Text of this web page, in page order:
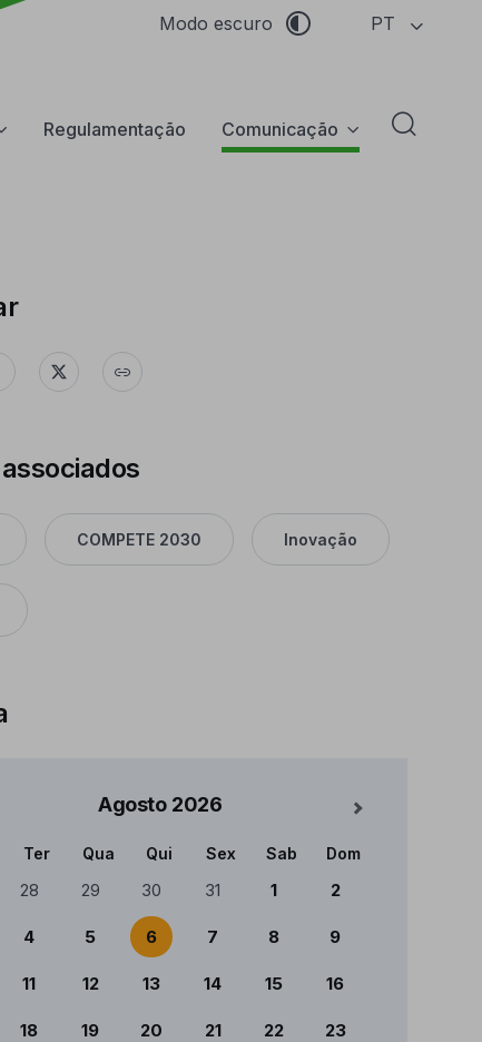
Modo escuro PT
Regulamentação Comunicação Abrir
COMPETE 2030 Inovação
Agosto 2026 Mês Seguinte
Ter Qua Qui Sex Sab Dom
28 29 30 31 1 2
4 5 6 7 8 9
11 12 13 14 15 16
18 19 20 21 22 23